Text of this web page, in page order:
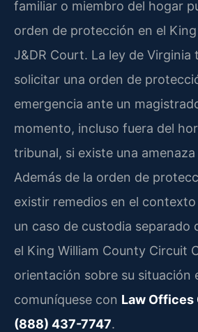
familiar o miembro del hogar
orden de protección en el
J&DR Court. La ley de Virginia
solicitar una orden de
emergencia ante un
momento, incluso fuera del
tribunal, si existe una
Además de la orden de
existir remedios en el
un caso de custodia separado
el King William County Circuit
orientación sobre su situación
comuníquese con Law Offices
(888) 437-7747.